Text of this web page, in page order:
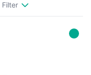
Filter